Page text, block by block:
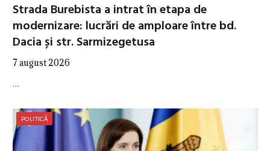
Strada Burebista a intrat în etapa de
modernizare: lucrări de amploare între bd.
Dacia și str. Sarmizegetusa
7 august 2026
…
POLITICĂ